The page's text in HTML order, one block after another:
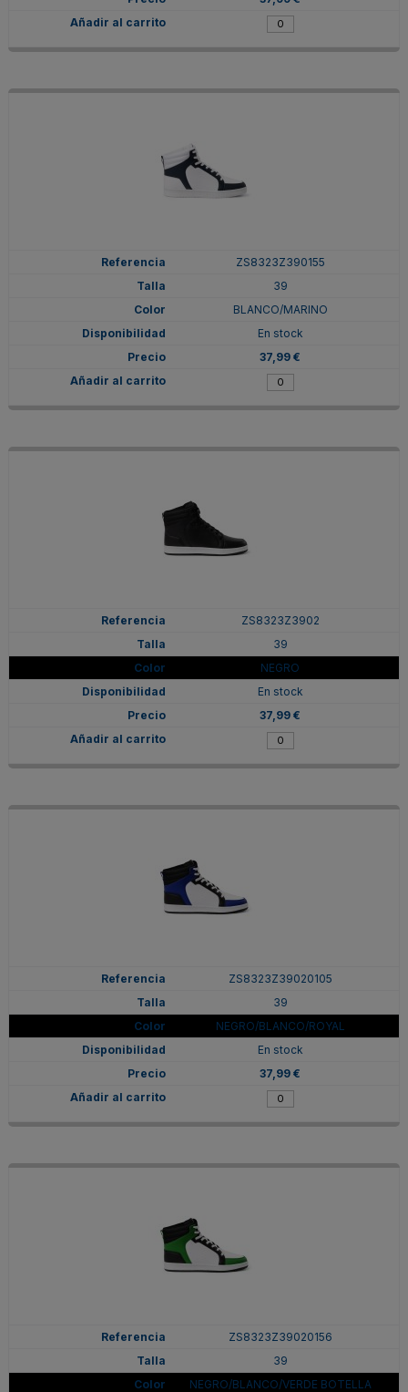
ZS8323Z390155
39
BLANCO/MARINO
En stock
37,99 €
ZS8323Z3902
39
NEGRO
En stock
37,99 €
ZS8323Z39020105
39
NEGRO/BLANCO/ROYAL
En stock
37,99 €
ZS8323Z39020156
39
NEGRO/BLANCO/VERDE BOTELLA